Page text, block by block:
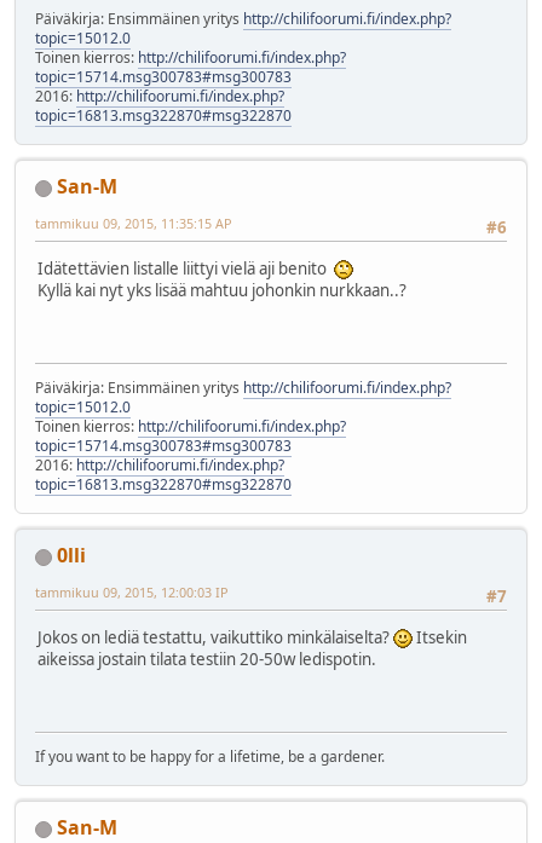
Päiväkirja: Ensimmäinen yritys http://chilifoorumi.fi/index.php?
topic=15012.0
Toinen kierros: http://chilifoorumi.fi/index.php?
topic=15714.msg300783#msg300783
2016: http://chilifoorumi.fi/index.php?
topic=16813.msg322870#msg322870
San-M
#6
tammikuu 09, 2015, 11:35:15 AP
Idätettävien listalle liittyi vielä aji benito
Kyllä kai nyt yks lisää mahtuu johonkin nurkkaan..?
Päiväkirja: Ensimmäinen yritys http://chilifoorumi.fi/index.php?
topic=15012.0
Toinen kierros: http://chilifoorumi.fi/index.php?
topic=15714.msg300783#msg300783
2016: http://chilifoorumi.fi/index.php?
topic=16813.msg322870#msg322870
0lli
#7
tammikuu 09, 2015, 12:00:03 IP
Jokos on lediä testattu, vaikuttiko minkälaiselta?
Itsekin
aikeissa jostain tilata testiin 20-50w ledispotin.
If you want to be happy for a lifetime, be a gardener.
San-M